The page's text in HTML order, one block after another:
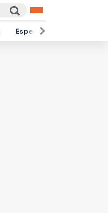
Espectáculos